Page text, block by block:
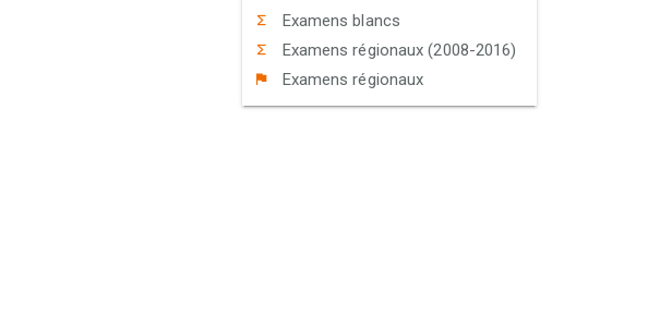
Examens blancs
Examens régionaux (2008-2016)
Examens régionaux